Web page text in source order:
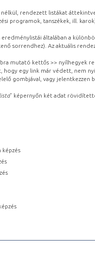
nélkül, rendezett listákat
programok, tanszékek, ill.
eredménylistái általában a
sorrendhez). Az aktuális
mutató kettős >> nyílhegyek
egy link már védett, nem
gombjával, vagy
” képernyőn két adat
képzés